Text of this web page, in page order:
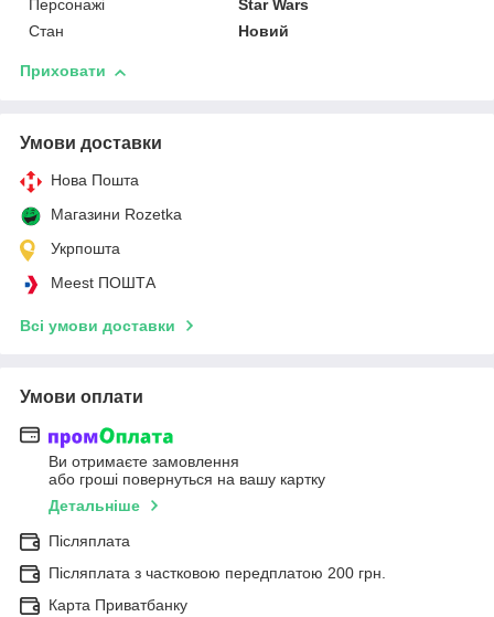
Персонажі
Star Wars
Стан
Новий
Приховати
Умови доставки
Нова Пошта
Магазини Rozetka
Укрпошта
Meest ПОШТА
Всі умови доставки
Умови оплати
Ви отримаєте замовлення
або гроші повернуться на вашу картку
Детальніше
Післяплата
Післяплата з частковою передплатою 200 грн.
Карта Приватбанку